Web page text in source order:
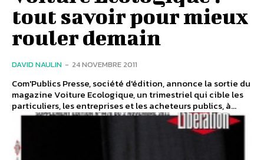
tout savoir pour mieux
rouler demain
DAVID NAULIN - 24 NOVEMBRE 2011
Com'Publics Presse, société d'édition, annonce la sortie du
magazine Voiture Ecologique, un trimestriel qui cible les
particuliers, les entreprises et les acheteurs publics, à...